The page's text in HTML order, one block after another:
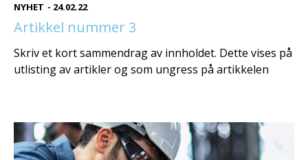
NYHET - 24.02.22
Artikkel nummer 3
Skriv et kort sammendrag av innholdet. Dette vises på
utlisting av artikler og som ungress på artikkelen